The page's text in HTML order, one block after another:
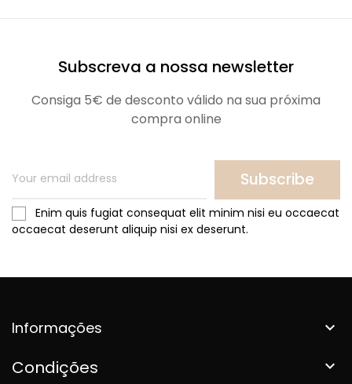
Subscreva a nossa newsletter
Consiga 5€ de desconto válido na sua próxima
compra online
Subscribe
Enim quis fugiat consequat elit minim nisi eu occaecat
occaecat deserunt aliquip nisi ex deserunt.
Informações 
Condições 